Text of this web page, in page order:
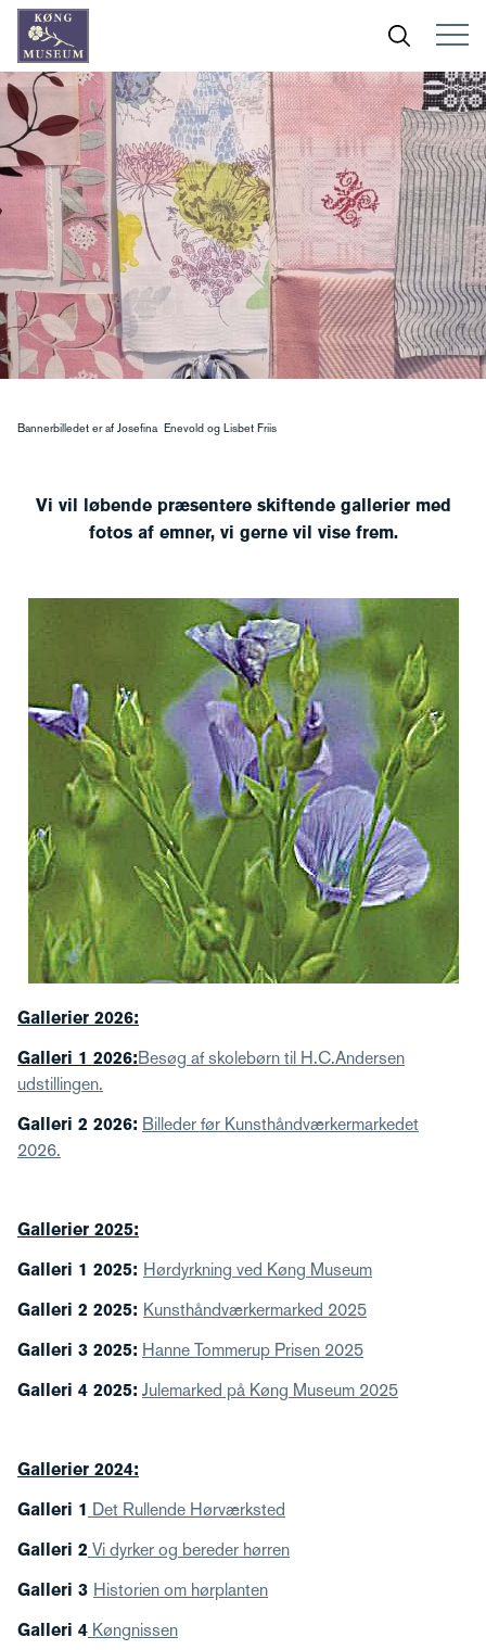
Bannerbilledet er af Josefina Enevold og Lisbet Friis
Vi vil løbende præsentere skiftende gallerier med
fotos af emner, vi gerne vil vise frem.
Gallerier 2026:
Galleri 1 2026:Besøg af skolebørn til H.C.Andersen
udstillingen.
Galleri 2 2026: Billeder før Kunsthåndværkermarkedet
2026.
Gallerier 2025:
Galleri 1 2025: Hørdyrkning ved Køng Museum
Galleri 2 2025: Kunsthåndværkermarked 2025
Galleri 3 2025: Hanne Tommerup Prisen 2025
Galleri 4 2025: Julemarked på Køng Museum 2025
Gallerier 2024:
Galleri 1 Det Rullende Hørværksted
Galleri 2 Vi dyrker og bereder hørren
Galleri 3 Historien om hørplanten
Galleri 4 Køngnissen